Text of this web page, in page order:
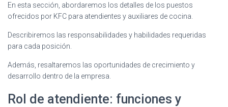
En esta sección, abordaremos los detalles de los puestos
ofrecidos por KFC para atendientes y auxiliares de cocina.
Describiremos las responsabilidades y habilidades requeridas
para cada posición.
Además, resaltaremos las oportunidades de crecimiento y
desarrollo dentro de la empresa.
Rol de atendiente: funciones y